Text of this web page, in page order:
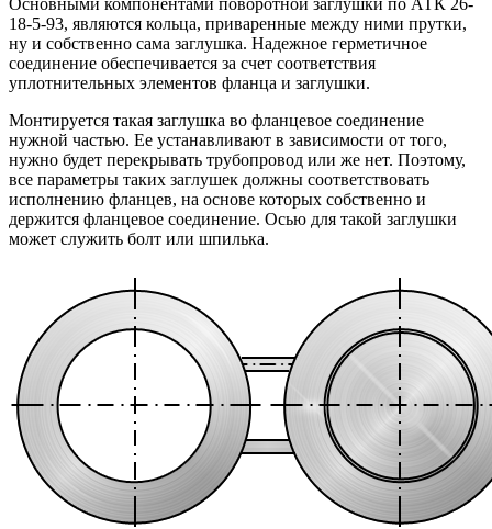
18-5-93, являются кольца, приваренные между ними прутки,
ну и собственно сама заглушка. Надежное герметичное
соединение обеспечивается за счет соответствия
уплотнительных элементов фланца и заглушки.
Монтируется такая заглушка во фланцевое соединение
нужной частью. Ее устанавливают в зависимости от того,
нужно будет перекрывать трубопровод или же нет. Поэтому,
все параметры таких заглушек должны соответствовать
исполнению фланцев, на основе которых собственно и
держится фланцевое соединение. Осью для такой заглушки
может служить болт или шпилька.